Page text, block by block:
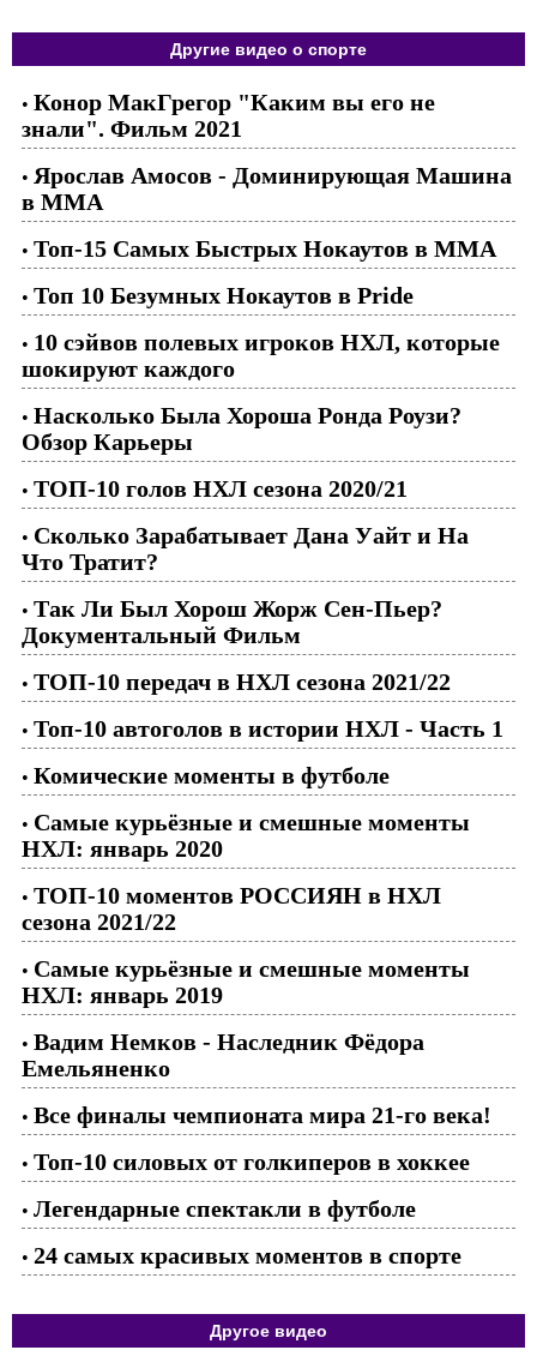
Другие видео о спорте
• Конор МакГрегор "Каким вы его не
знали". Фильм 2021
• Ярослав Амосов - Доминирующая Машина
в ММА
• Топ-15 Самых Быстрых Нокаутов в ММА
• Топ 10 Безумных Нокаутов в Pride
• 10 сэйвов полевых игроков НХЛ, которые
шокируют каждого
• Насколько Была Хороша Ронда Роузи?
Обзор Карьеры
• ТОП-10 голов НХЛ сезона 2020/21
• Сколько Зарабатывает Дана Уайт и На
Что Тратит?
• Так Ли Был Хорош Жорж Сен-Пьер?
Документальный Фильм
• ТОП-10 передач в НХЛ сезона 2021/22
• Топ-10 автоголов в истории НХЛ - Часть 1
• Комические моменты в футболе
• Самые курьёзные и смешные моменты
НХЛ: январь 2020
• ТОП-10 моментов РОССИЯН в НХЛ
сезона 2021/22
• Самые курьёзные и смешные моменты
НХЛ: январь 2019
• Вадим Немков - Наследник Фёдора
Емельяненко
• Все финалы чемпионата мира 21-го века!
• Топ-10 силовых от голкиперов в хоккее
• Легендарные спектакли в футболе
• 24 самых красивых моментов в спорте
Другое видео